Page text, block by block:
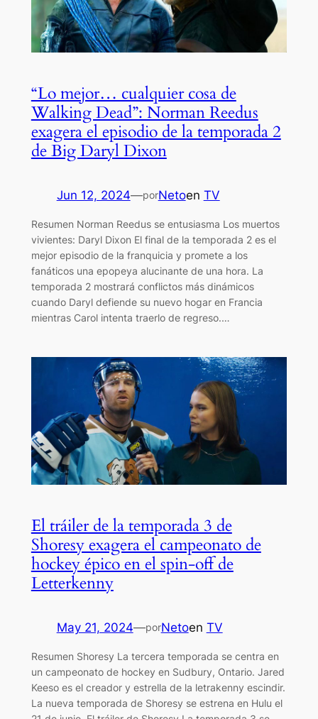
“Lo mejor… cualquier cosa de
Walking Dead”: Norman Reedus
exagera el episodio de la temporada 2
de Big Daryl Dixon
Jun 12, 2024—porNetoen TV
Resumen Norman Reedus se entusiasma Los muertos
vivientes: Daryl Dixon El final de la temporada 2 es el
mejor episodio de la franquicia y promete a los
fanáticos una epopeya alucinante de una hora. La
temporada 2 mostrará conflictos más dinámicos
cuando Daryl defiende su nuevo hogar en Francia
mientras Carol intenta traerlo de regreso.…
El tráiler de la temporada 3 de
Shoresy exagera el campeonato de
hockey épico en el spin-off de
Letterkenny
May 21, 2024—porNetoen TV
Resumen Shoresy La tercera temporada se centra en
un campeonato de hockey en Sudbury, Ontario. Jared
Keeso es el creador y estrella de la letrakenny escindir.
La nueva temporada de Shoresy se estrena en Hulu el